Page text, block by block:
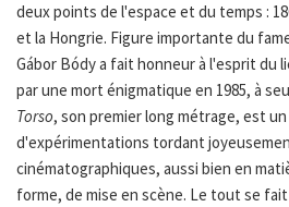
deux points de l'espace et du temps :
et la Hongrie. Figure importante du
Gábor Bódy a fait honneur à l'esprit du
par une mort énigmatique en 1985, à
Torso, son premier long métrage, est
d'expérimentations tordant
cinématographiques, aussi bien en
forme, de mise en scène. Le tout se